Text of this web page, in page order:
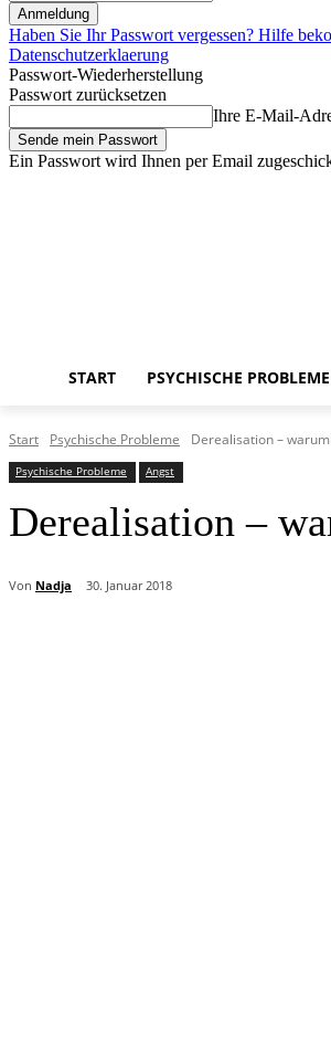
Haben Sie Ihr Passwort vergessen? Hilfe
Datenschutzerklaerung
Passwort-Wiederherstellung
Passwort zurücksetzen
Ihre E-Mail-
Ein Passwort wird Ihnen per Email
START PSYCHISCHE PROBLEME
Start Psychische Probleme Derealisation –
Psychische Probleme Angst
Derealisation –
Von Nadja 30. Januar 2018